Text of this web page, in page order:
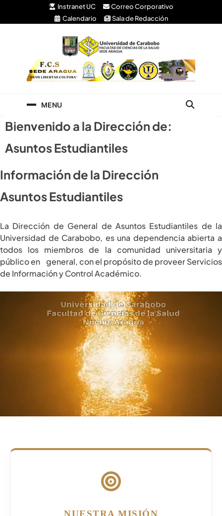
Instranet UC
Correo Corporativo
Calendario
Sala de Redacción
Facultad de Ciencias
Universidad de Carabobo Núcleo Aragua
MENU
Bienvenido a la Dirección de:
Asuntos Estudiantiles
Información de la Dirección
Asuntos Estudiantiles
La Dirección de General de Asuntos Estudiantiles de la
Universidad de Carabobo, es una dependencia abierta a
todos los miembros de la comunidad universitaria y
público en general, con el propósito de proveer Servicios
de Información y Control Académico.
NUESTRA MISIÓN